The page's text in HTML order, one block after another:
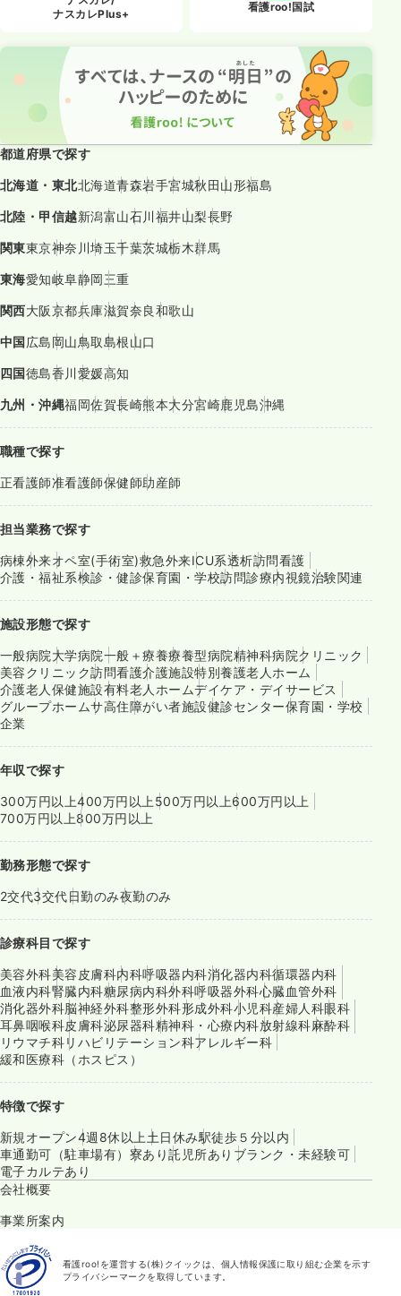
ナスカレPlus+
看護roo!国試
都道府県で探す
北海道・東北北海道青森岩手宮城秋田山形福島
北陸・甲信越新潟富山石川福井山梨長野
関東東京神奈川埼玉千葉茨城栃木群馬
東海愛知岐阜静岡三重
関西大阪京都兵庫滋賀奈良和歌山
中国広島岡山鳥取島根山口
四国徳島香川愛媛高知
九州・沖縄福岡佐賀長崎熊本大分宮崎鹿児島沖縄
職種で探す
正看護師准看護師保健師助産師
担当業務で探す
病棟外来オペ室(手術室)救急外来ICU系透析訪問看護
介護・福祉系検診・健診保育園・学校訪問診療内視鏡治験関連
施設形態で探す
一般病院大学病院一般＋療養療養型病院精神科病院クリニック
美容クリニック訪問看護介護施設特別養護老人ホーム
介護老人保健施設有料老人ホームデイケア・デイサービス
グループホームサ高住障がい者施設健診センター保育園・学校
企業
年収で探す
300万円以上400万円以上 500万円以上600万円以上
700万円以上800万円以上
勤務形態で探す
2交代3交代日勤のみ夜勤のみ
診療科目で探す
美容外科美容皮膚科内科呼吸器内科消化器内科循環器内科
血液内科腎臓内科糖尿病内科外科呼吸器外科心臓血管外科
消化器外科脳神経外科整形外科形成外科小児科産婦人科眼科
耳鼻咽喉科皮膚科泌尿器科精神科・心療内科放射線科麻酔科
リウマチ科リハビリテーション科アレルギー科
緩和医療科（ホスピス）
特徴で探す
新規オープン4週8休以上 土日休み駅徒歩５分以内
車通勤可（駐車場有） 寮あり託児所あり ブランク・未経験可
電子カルテあり
会社概要
事業所案内
看護roo!を運営する(株)クイックは、個人情報保護に取り組む企業を示す
プライバシーマークを取得しています。